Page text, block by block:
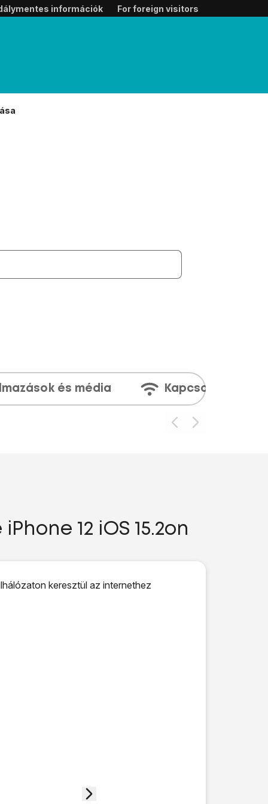
információk For foreign visitors
és média Kapcsolatok
12 iOS 15.2on
keresztül az internethez